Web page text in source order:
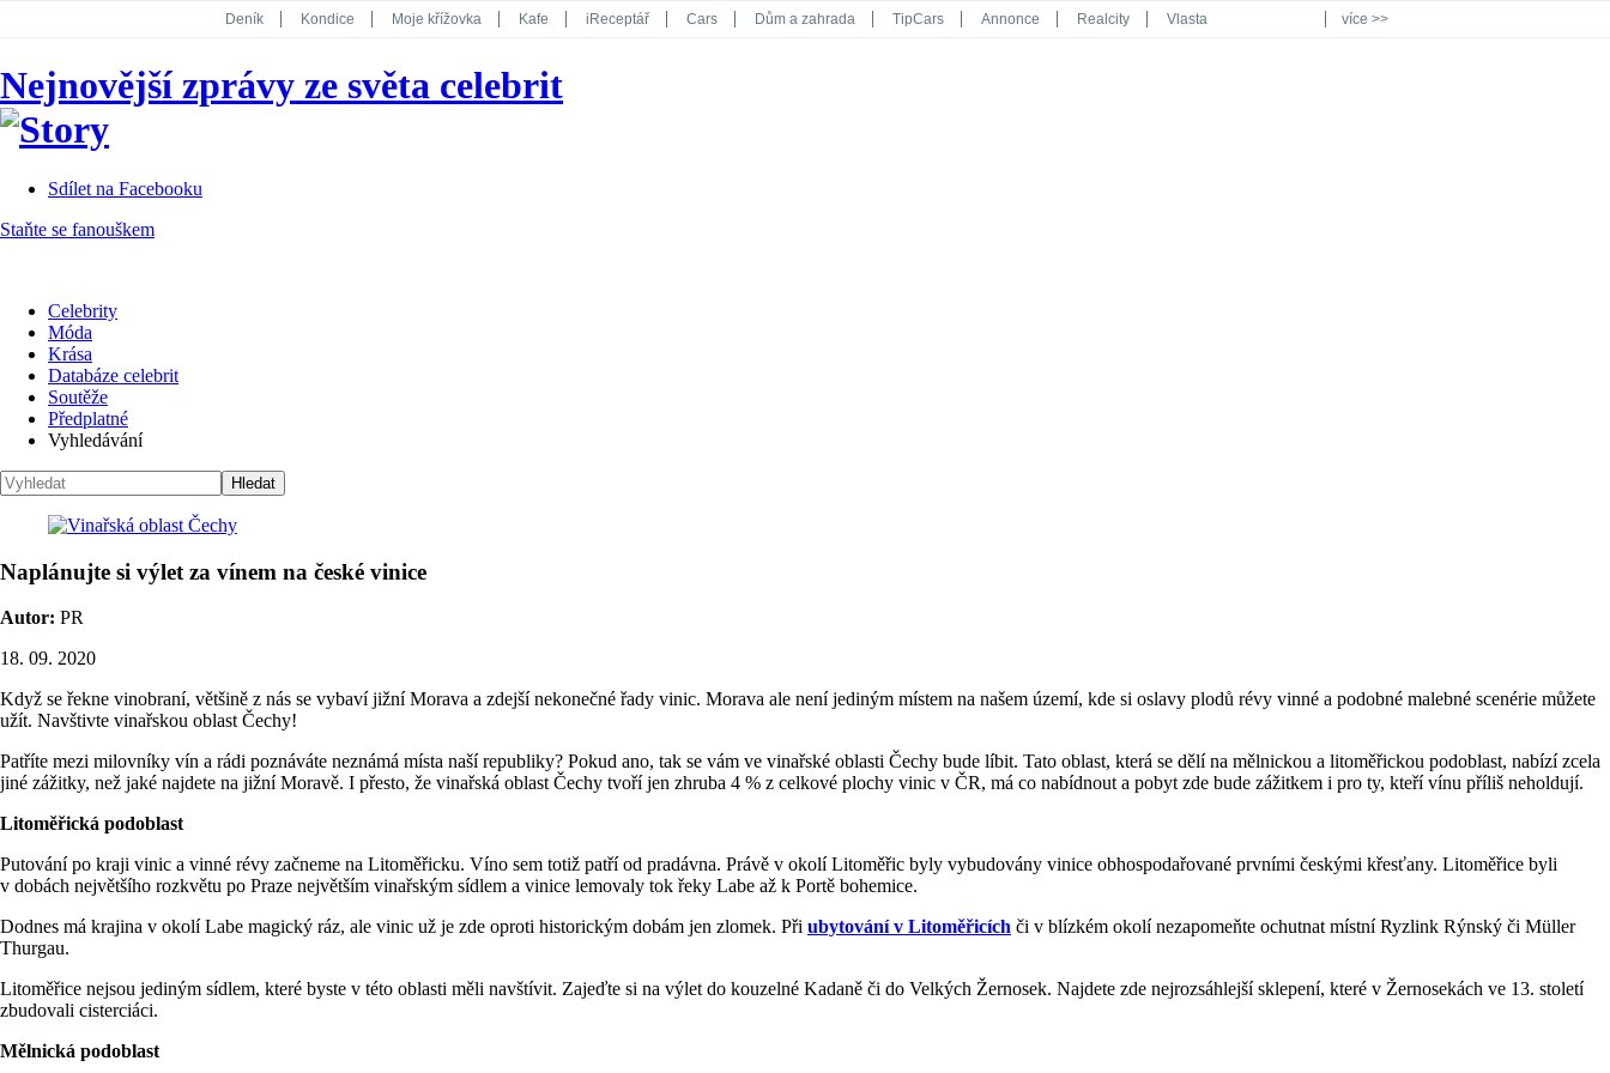
Deník Kondice Moje křížovka Kafe iReceptář Cars Dům a zahrada TipCars Annonce Realcity Vlasta
Koktejl
více >>
Nejnovější zprávy ze světa celebrit
Sdílet na Facebooku
Staňte se fanouškem
Celebrity
Móda
Krása
Databáze celebrit
Soutěže
Předplatné
Vyhledávání
Naplánujte si výlet za vínem na české vinice
Autor: PR
18. 09. 2020
Když se řekne vinobraní, většině z nás se vybaví jižní Morava a zdejší nekonečné řady vinic. Morava ale není jediným místem na našem území, kde si oslavy plodů révy vinné a podobné malebné scenérie můžete
užít. Navštivte vinařskou oblast Čechy!
Patříte mezi milovníky vín a rádi poznáváte neznámá místa naší republiky? Pokud ano, tak se vám ve vinařské oblasti Čechy bude líbit. Tato oblast, která se dělí na mělnickou a litoměřickou podoblast, nabízí zcela
jiné zážitky, než jaké najdete na jižní Moravě. I přesto, že vinařská oblast Čechy tvoří jen zhruba 4 % z celkové plochy vinic v ČR, má co nabídnout a pobyt zde bude zážitkem i pro ty, kteří vínu příliš neholdují.
Litoměřická podoblast
Putování po kraji vinic a vinné révy začneme na Litoměřicku. Víno sem totiž patří od pradávna. Právě v okolí Litoměřic byly vybudovány vinice obhospodařované prvními českými křesťany. Litoměřice byli
v dobách největšího rozkvětu po Praze největším vinařským sídlem a vinice lemovaly tok řeky Labe až k Portě bohemice.
Dodnes má krajina v okolí Labe magický ráz, ale vinic už je zde oproti historickým dobám jen zlomek. Při ubytování v Litoměřicích či v blízkém okolí nezapomeňte ochutnat místní Ryzlink Rýnský či Müller
Thurgau.
Litoměřice nejsou jediným sídlem, které byste v této oblasti měli navštívit. Zajeďte si na výlet do kouzelné Kadaně či do Velkých Žernosek. Najdete zde nejrozsáhlejší sklepení, které v Žernosekách ve 13. století
zbudovali cisterciáci.
Mělnická podoblast